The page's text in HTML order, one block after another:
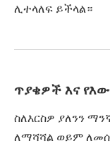
ሊተላለፍ ይችላል።
ጥያቄዎች እና
ስለእርስዎ ያለንን
ለማሻሻል ወይም